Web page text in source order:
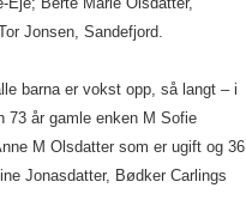
Jonsen, Sandefjord.
barna er vokst opp, så langt – i
73 år gamle enken M Sofie
M Olsdatter som er ugift og 36
Jonasdatter, Bødker Carlings